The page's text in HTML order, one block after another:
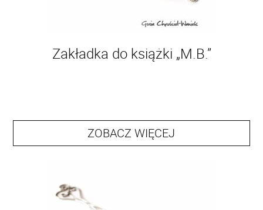
Zakładka do książki „M.B.”
ZOBACZ WIĘCEJ